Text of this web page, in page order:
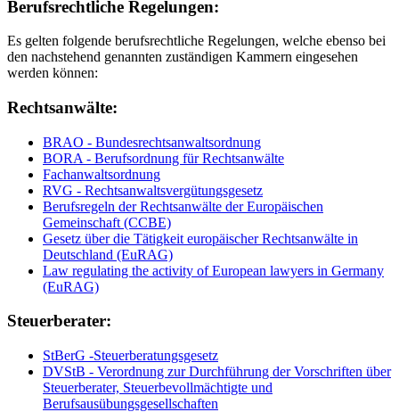
Berufsrechtliche Regelungen:
Es gelten folgende berufsrechtliche Regelungen, welche ebenso bei
den nachstehend genannten zuständigen Kammern eingesehen
werden können:
Rechtsanwälte:
BRAO - Bundesrechtsanwaltsordnung
BORA - Berufsordnung für Rechtsanwälte
Fachanwaltsordnung
RVG - Rechtsanwaltsvergütungsgesetz
Berufsregeln der Rechtsanwälte der Europäischen
Gemeinschaft (CCBE)
Gesetz über die Tätigkeit europäischer Rechtsanwälte in
Deutschland (EuRAG)
Law regulating the activity of European lawyers in Germany
(EuRAG)
Steuerberater:
StBerG -Steuerberatungsgesetz
DVStB - Verordnung zur Durchführung der Vorschriften über
Steuerberater, Steuerbevollmächtigte und
Berufsausübungsgesellschaften